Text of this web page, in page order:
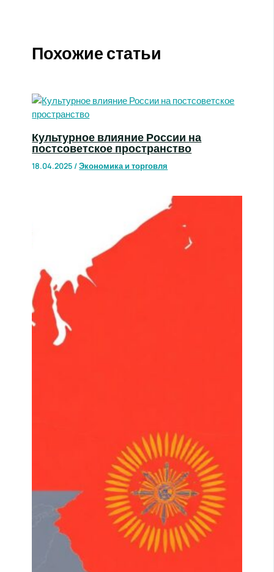
Похожие статьи
Культурное влияние России на
постсоветское пространство
18.04.2025/Экономика и торговля